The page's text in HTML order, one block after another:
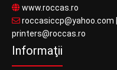
www.roccas.ro
roccasiccp@yahoo.com
printers@roccas.ro
Informaţii